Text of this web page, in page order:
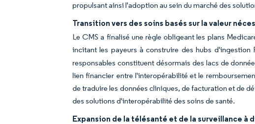
propulsant ainsi l'adoption au sein du marché des
Transition vers des soins basés sur la valeur
Le CMS a finalisé une règle obligeant les plans
incitant les payeurs à construire des hubs
responsables constituent désormais des lacs de
lien financier entre l'interopérabilité et le
de traduire les données cliniques, de facturation et de
des solutions d'interopérabilité des soins de santé.
Expansion de la télésanté et de la surveillance à